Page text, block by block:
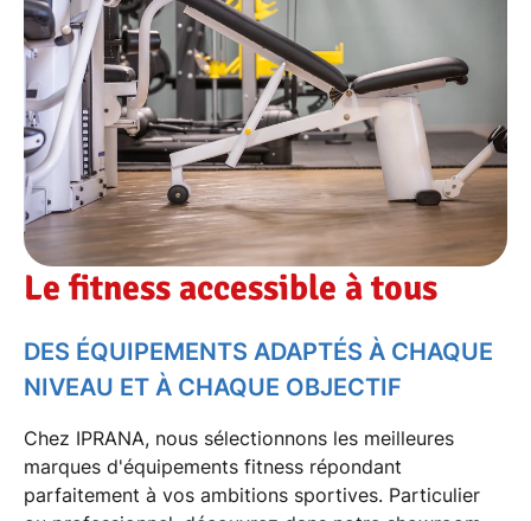
Le fitness accessible à tous
DES ÉQUIPEMENTS ADAPTÉS À CHAQUE
NIVEAU ET À CHAQUE OBJECTIF
Chez IPRANA, nous sélectionnons les meilleures
marques d'équipements fitness répondant
parfaitement à vos ambitions sportives. Particulier